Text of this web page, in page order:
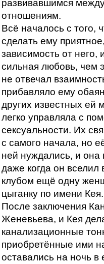
развивавшимся
отношениям.
Всё началось с того,
сделать ему
зависимость от
сильная любовь, чем
не отвечал
прибавляло ему
других известных ей
легко управляла с
сексуальности. Их
с самого начала, но
ней нуждались, и она
даже когда он
клубом ещё одну
цыганку по имени Кея.
После заключения
Женевьева, и Кея
канализационные
приобретённые ими
оставались на ночь в